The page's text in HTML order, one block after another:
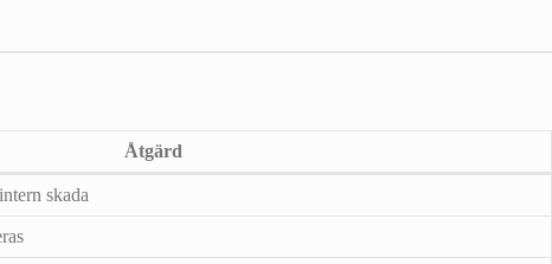
Åtgärd
skada